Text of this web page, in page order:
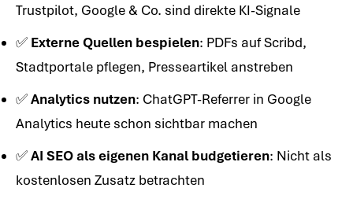
Trustpilot, Google & Co. sind direkte KI-Signale
✅ Externe Quellen bespielen: PDFs auf Scribd,
Stadtportale pflegen, Presseartikel anstreben
✅Analytics nutzen: ChatGPT-Referrer in Google
Analytics heute schon sichtbar machen
✅AI SEO als eigenen Kanal budgetieren: Nicht als
kostenlosen Zusatz betrachten